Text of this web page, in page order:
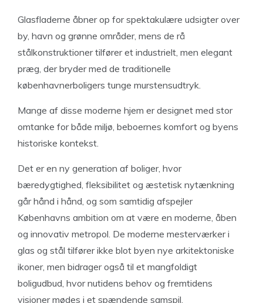
Glasfladerne åbner op for spektakulære udsigter over
by, havn og grønne områder, mens de rå
stålkonstruktioner tilfører et industrielt, men elegant
præg, der bryder med de traditionelle
københavnerboligers tunge murstensudtryk.
Mange af disse moderne hjem er designet med stor
omtanke for både miljø, beboernes komfort og byens
historiske kontekst.
Det er en ny generation af boliger, hvor
bæredygtighed, fleksibilitet og æstetisk nytænkning
går hånd i hånd, og som samtidig afspejler
Københavns ambition om at være en moderne, åben
og innovativ metropol. De moderne mesterværker i
glas og stål tilfører ikke blot byen nye arkitektoniske
ikoner, men bidrager også til et mangfoldigt
boligudbud, hvor nutidens behov og fremtidens
visioner mødes i et spændende samspil.